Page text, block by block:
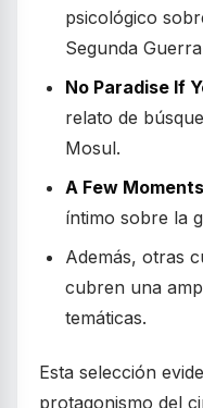
psicológico
Segunda
No Paradise If
relato de
Mosul.
A Few
íntimo sobre la
Además, otras
cubren una
temáticas.
Esta selección
protagonismo del